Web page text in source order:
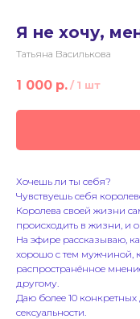
Я не хочу,
Татьяна Василькова
1 000 р. / 1 шт
Хочешь ли ты себя?
Чувствуешь себя
Королева своей жизни
происходить в жизни, и
На эфире рассказываю,
хорошо с тем мужчиной,
распространённое
другому.
Даю более 10
сексуальности.